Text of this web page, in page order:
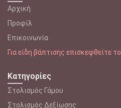
Αρχική
Προφίλ
Επικοινωνία
Για είδη βάπτισης επισκεφθείτε το
Κατηγορίες
Στολισμός Γάμου
Στολισμός Δεξίωσης